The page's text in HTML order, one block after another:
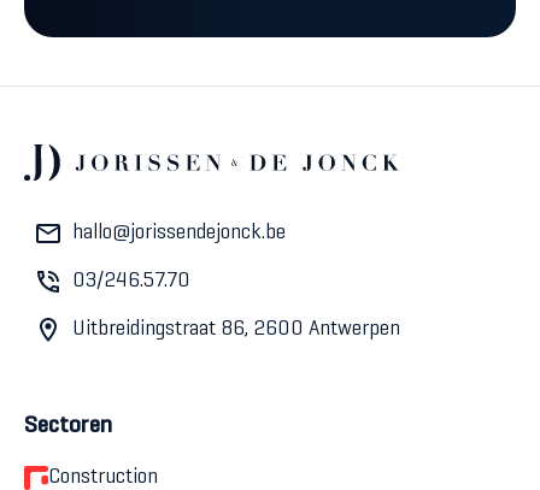
hallo@jorissendejonck.be
03/246.57.70
Uitbreidingstraat 86, 2600 Antwerpen
Sectoren
Construction